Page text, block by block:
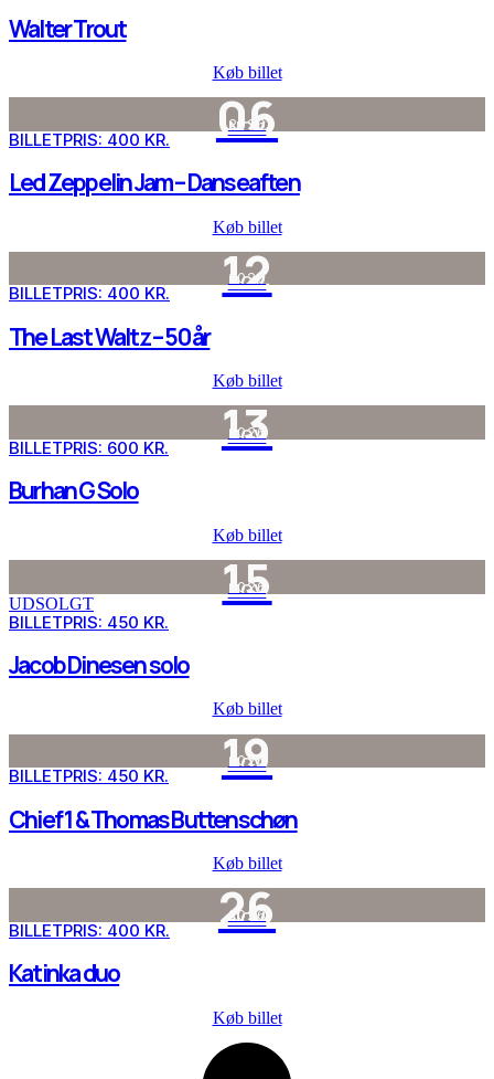
Walter Trout
Køb billet
06
NOV
2026
BILLETPRIS: 400 KR.
Led Zeppelin Jam – Danseaften
Køb billet
12
NOV
2026
BILLETPRIS: 400 KR.
The Last Waltz – 50 år
Køb billet
13
NOV
2026
BILLETPRIS: 600 KR.
Burhan G Solo
Køb billet
15
NOV
2026
UDSOLGT
BILLETPRIS: 450 KR.
Jacob Dinesen solo
Køb billet
19
NOV
2026
BILLETPRIS: 450 KR.
Chief 1 & Thomas Buttenschøn
Køb billet
26
NOV
2026
BILLETPRIS: 400 KR.
Katinka duo
Køb billet